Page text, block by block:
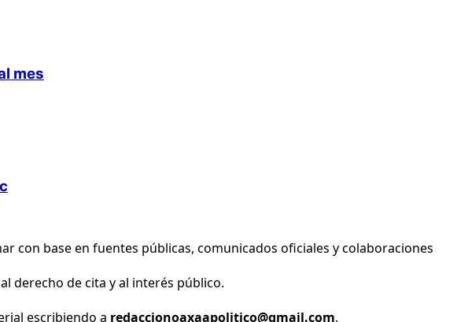
mes
con base en fuentes públicas, comunicados oficiales y colaboraciones
derecho de cita y al interés público.
escribiendo a redaccionoaxaapolitico@gmail.com.